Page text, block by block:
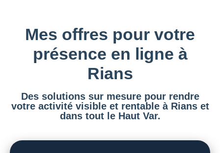
Mes offres pour votre
présence en ligne à
Rians
Des solutions sur mesure pour rendre
votre activité visible et rentable à Rians et
dans tout le Haut Var.